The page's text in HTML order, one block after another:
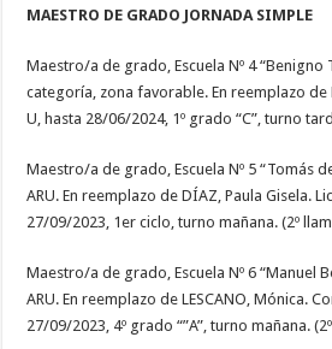
MAESTRO DE GRADO JORNADA SIMPLE
Maestro/a de grado, Escuela Nº 4 “Benigno
categoría, zona favorable. En reemplazo de
U, hasta 28/06/2024, 1º grado “C”, turno
Maestro/a de grado, Escuela Nº 5 “Tomás
ARU. En reemplazo de DÍAZ, Paula Gisela.
27/09/2023, 1er ciclo, turno mañana. (2º
Maestro/a de grado, Escuela Nº 6 “Manuel
ARU. En reemplazo de LESCANO, Mónica.
27/09/2023, 4º grado “”A”, turno mañana.